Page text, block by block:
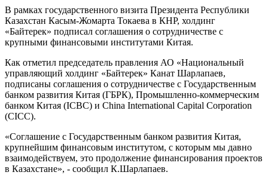
В рамках государственного визита Президента Республики
Казахстан Касым-Жомарта Токаева в КНР, холдинг
«Байтерек» подписал соглашения о сотрудничестве с
крупными финансовыми институтами Китая.
Как отметил председатель правления АО «Национальный
управляющий холдинг «Байтерек» Канат Шарлапаев,
подписаны соглашения о сотрудничестве с Государственным
банком развития Китая (ГБРК), Промышленно-коммерческим
банком Китая (ICBC) и China International Capital Corporation
(CICC).
«Соглашение с Государственным банком развития Китая,
крупнейшим финансовым институтом, с которым мы давно
взаимодействуем, это продолжение финансирования проектов
в Казахстане», - сообщил К.Шарлапаев.